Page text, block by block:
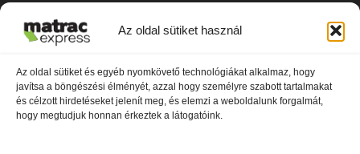
Az oldal sütiket használ
Az oldal sütiket és egyéb nyomkövető technológiákat alkalmaz, hogy
javítsa a böngészési élményét, azzal hogy személyre szabott tartalmakat
és célzott hirdetéseket jelenít meg, és elemzi a weboldalunk forgalmát,
hogy megtudjuk honnan érkeztek a látogatóink.
Vákuum matracok
Memóriahabos matracok